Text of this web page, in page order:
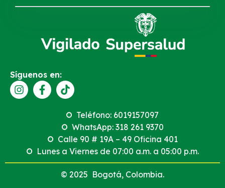
Síguenos en:
Teléfono: 6019157097
WhatsApp: 318 261 9370
Calle 90 # 19A – 49 Oficina 401
Lunes a Viernes de 07:00 a.m. a 05:00 p.m.
© 2025 Bogotá, Colombia.